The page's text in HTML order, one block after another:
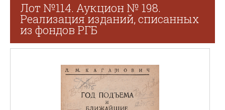
Лот №114. Аукцион № 198.
Реализация изданий, списанных
из фондов РГБ